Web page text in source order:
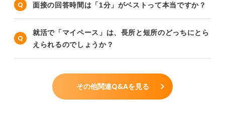
面接の回答時間は「1分」がベストって本当ですか？
就活で「マイペース」は、長所と短所のどっちにとら
えられるのでしょうか？
その他関連Q&Aを見る